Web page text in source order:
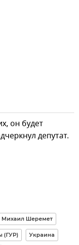
он будет
депутат.
Михаил Шеремет
(ГУР) Украина